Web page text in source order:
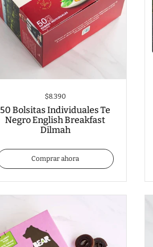
$8.390
50 Bolsitas Individuales Te
Negro English Breakfast
Dilmah
Comprar ahora